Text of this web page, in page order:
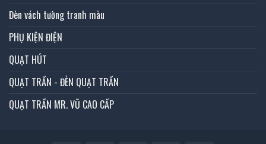
Đèn vách tường tranh màu
PHỤ KIỆN ĐIỆN
QUẠT HÚT
QUẠT TRẦN - ĐÈN QUẠT TRẦN
QUẠT TRẦN MR. VŨ CAO CẤP